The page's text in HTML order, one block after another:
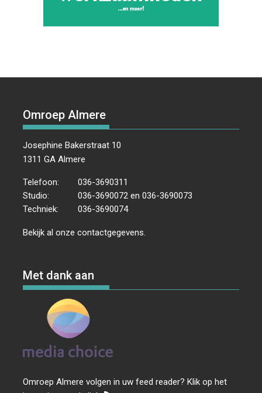
Omroep Almere
Josephine Bakerstraat 10
1311 GA Almere
Telefoon:
036-3690311
Studio:
036-3690072 en 036-3690073
Techniek:
036-3690074
Bekijk al onzecontactgegevens
Met dank aan
Omroep Almere volgen in uw feed reader? Klik op het